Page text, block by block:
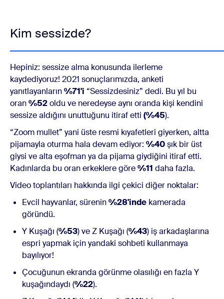
Kim sessizde?
Hepiniz: sessize alma konusunda ilerleme
kaydediyoruz! 2021 sonuçlarımızda, anketi
yanıtlayanların%71'i “Sessizdesiniz” dedi. Bu yıl bu
oran%52oldu ve neredeyse aynı oranda kişi kendini
sessize aldığını unuttuğunu itiraf etti (%45).
“Zoom mullet” yani üste resmi kıyafetleri giyerken, altta
pijamayla oturma hala devam ediyor: %40şık bir üst
giysi ve alta eşofman ya da pijama giydiğini itiraf etti.
Kadınlarda bu oran erkeklere göre%11 daha fazla.
Video toplantıları hakkında ilgi çekici diğer noktalar:
Evcil hayvanlar, sürenin%28'inde kamerada
göründü.
Y Kuşağı (%53) ve Z Kuşağı (%43) iş arkadaşlarına
espri yapmak için yandaki sohbeti kullanmaya
bayılıyor!
Çocuğunun ekranda görünme olasılığı en fazla Y
kuşağındaydı (%22).